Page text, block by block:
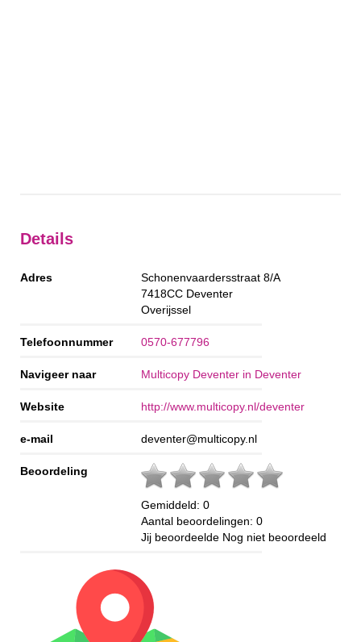
Details
Adres
Schonenvaardersstraat 8/A
7418CC Deventer
Overijssel
Telefoonnummer 0570-677796
Navigeer naar Multicopy Deventer in Deventer
Website http://www.multicopy.nl/deventer
e-mail deventer@multicopy.nl
Beoordeling
Gemiddeld: 0
Aantal beoordelingen: 0
Jij beoordeelde Nog niet beoordeeld